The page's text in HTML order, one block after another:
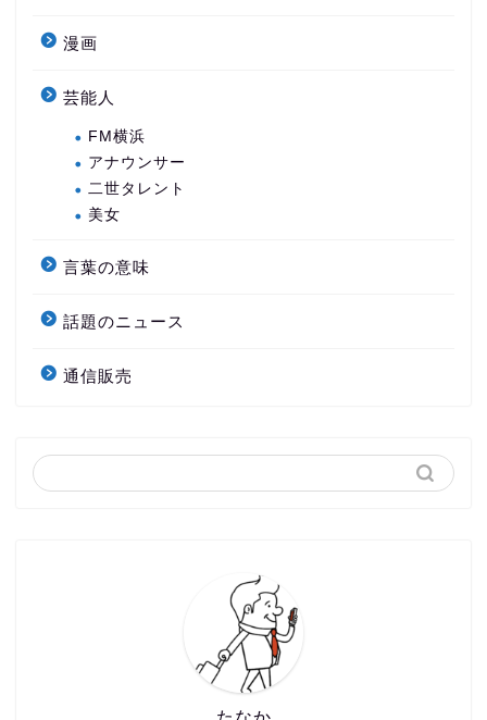
漫画
芸能人
FM横浜
アナウンサー
二世タレント
美女
言葉の意味
話題のニュース
通信販売